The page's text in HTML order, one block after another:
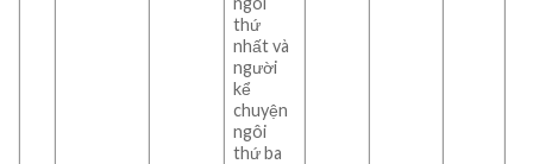
thứ
nhất và
người
kể
chuyện
ngôi
thứ ba